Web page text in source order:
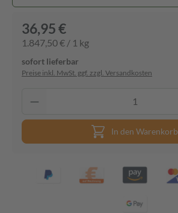
36,95 €
1.847,50 € / 1 kg
sofort lieferbar
Preise inkl. MwSt. ggf. zzgl. Versandkosten
In den Warenkorb